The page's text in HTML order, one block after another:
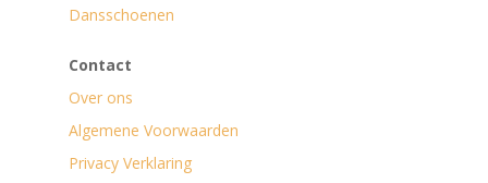
Dansschoenen
Contact
Over ons
Algemene Voorwaarden
Privacy Verklaring